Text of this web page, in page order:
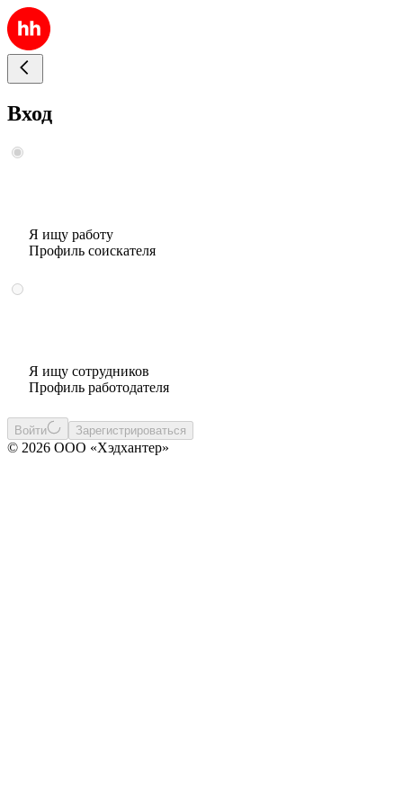
Вход
Я ищу работу
Профиль соискателя
Я ищу сотрудников
Профиль работодателя
Войти Зарегистрироваться
© 2026 ООО «Хэдхантер»